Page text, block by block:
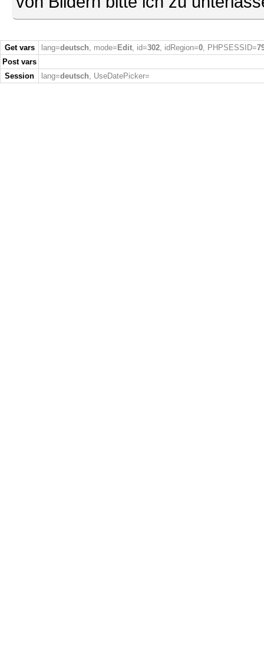
Get vars lang=deutsch, mode= Edit, id=302, idRegion=0, PHPSESSID=
Post vars
Session
lang=deutsch, UseDatePicker=